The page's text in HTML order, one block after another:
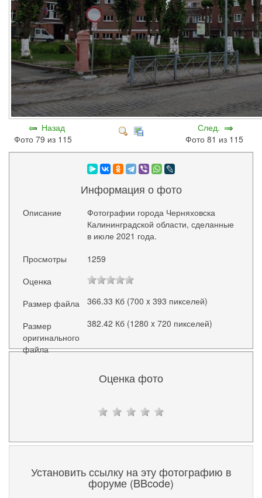
Назад
Фото 79 из 115
След.
Фото 81 из 115
Информация о фото
Описание
Фотографии города Черняховска
Калининградской области, сделанные
в июле 2021 года.
Просмотры
1259
Оценка
Размер файла
366.33 Кб (700 x 393 пикселей)
Размер
оригинального
файла
382.42 Кб (1280 x 720 пикселей)
Оценка фото
Установить ссылку на эту фотографию в
форуме (BBcode)